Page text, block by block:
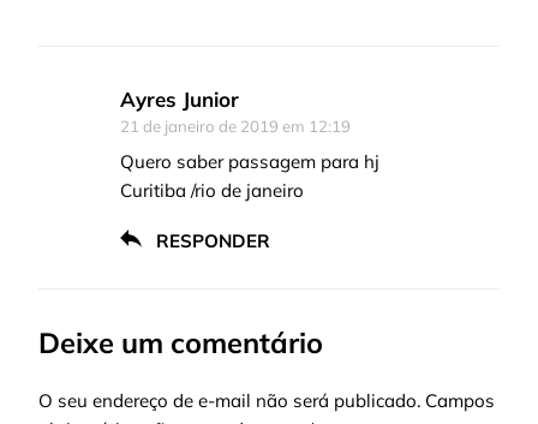
Ayres Junior
21 de janeiro de 2019 em 12:19
Quero saber passagem para hj
Curitiba /rio de janeiro
RESPONDER
Deixe um comentário
O seu endereço de e-mail não será publicado. Campos